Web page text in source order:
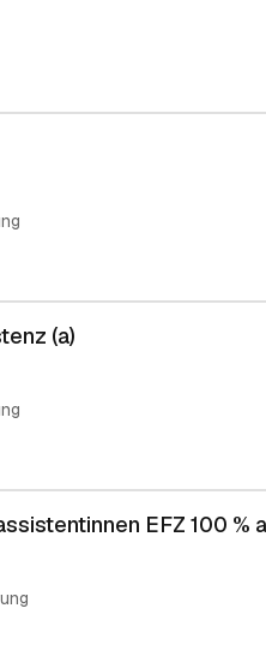
(a)
EFZ 100 %